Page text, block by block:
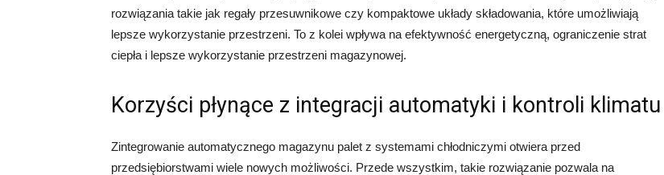
rozwiązania takie jak regały przesuwnikowe czy kompaktowe układy składowania, które umożliwiają
lepsze wykorzystanie przestrzeni. To z kolei wpływa na efektywność energetyczną, ograniczenie strat
ciepła i lepsze wykorzystanie przestrzeni magazynowej.
Korzyści płynące z integracji automatyki i kontroli klimatu
Zintegrowanie automatycznego magazynu palet z systemami chłodniczymi otwiera przed
przedsiębiorstwami wiele nowych możliwości. Przede wszystkim, takie rozwiązanie pozwala na